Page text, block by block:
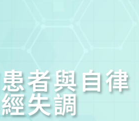
者與自律
失調